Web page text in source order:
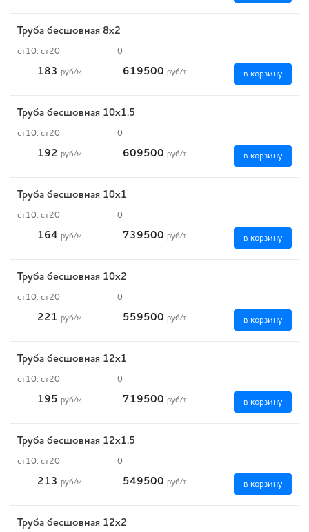
Труба бесшовная 8х2
ст10, ст20 0
183 руб/м 619500 руб/т в корзину
Труба бесшовная 10х1.5
ст10, ст20 0
192 руб/м 609500 руб/т в корзину
Труба бесшовная 10х1
ст10, ст20 0
164 руб/м 739500 руб/т в корзину
Труба бесшовная 10х2
ст10, ст20 0
221 руб/м 559500 руб/т в корзину
Труба бесшовная 12х1
ст10, ст20 0
195 руб/м 719500 руб/т в корзину
Труба бесшовная 12х1.5
ст10, ст20 0
213 руб/м 549500 руб/т в корзину
Труба бесшовная 12х2